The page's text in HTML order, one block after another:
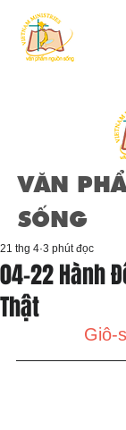
VĂN
SỐNG
04-22 Hành
Thật
21 thg 4 3 phút đọc
Giô-